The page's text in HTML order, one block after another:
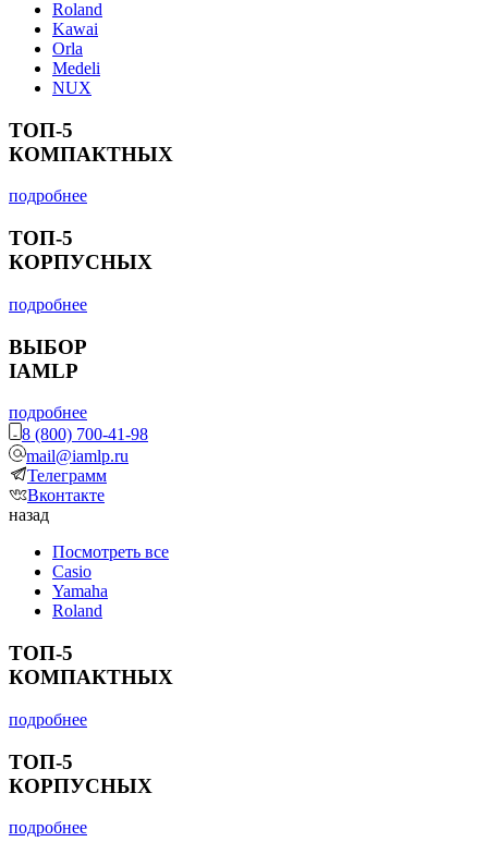
Roland
Kawai
Orla
Medeli
NUX
ТОП-5
КОМПАКТНЫХ
подробнее
ТОП-5
КОРПУСНЫХ
подробнее
ВЫБОР
IAMLP
подробнее
8 (800) 700-41-98
mail@iamlp.ru
Телеграмм
Вконтакте
назад
Посмотреть все
Casio
Yamaha
Roland
ТОП-5
КОМПАКТНЫХ
подробнее
ТОП-5
КОРПУСНЫХ
подробнее